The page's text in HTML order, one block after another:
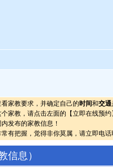
家教要求，并确定自己的时间和交通
家教，请点击左面的【立即在线预约
发布的家教信息！
有把握，觉得非你莫属，请立即电话
信息 ）